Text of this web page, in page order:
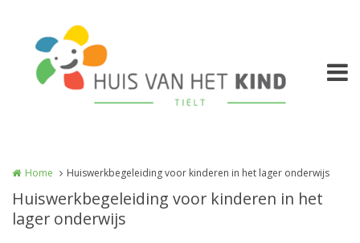
Home Huiswerkbegeleiding voor kinderen in het lager onderwijs
Huiswerkbegeleiding voor kinderen in het
lager onderwijs